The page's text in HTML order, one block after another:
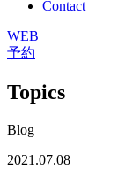
Contact
WEB
予約
Topics
Blog
2021.07.08